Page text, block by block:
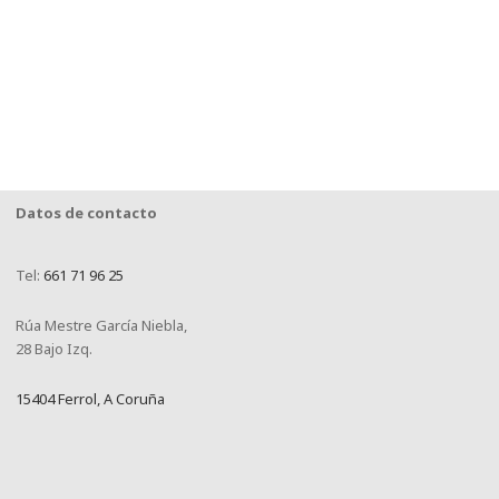
Datos de contacto
Tel:661 71 96 25
Rúa Mestre García Niebla,
28 Bajo Izq.
15404 Ferrol, A Coruña